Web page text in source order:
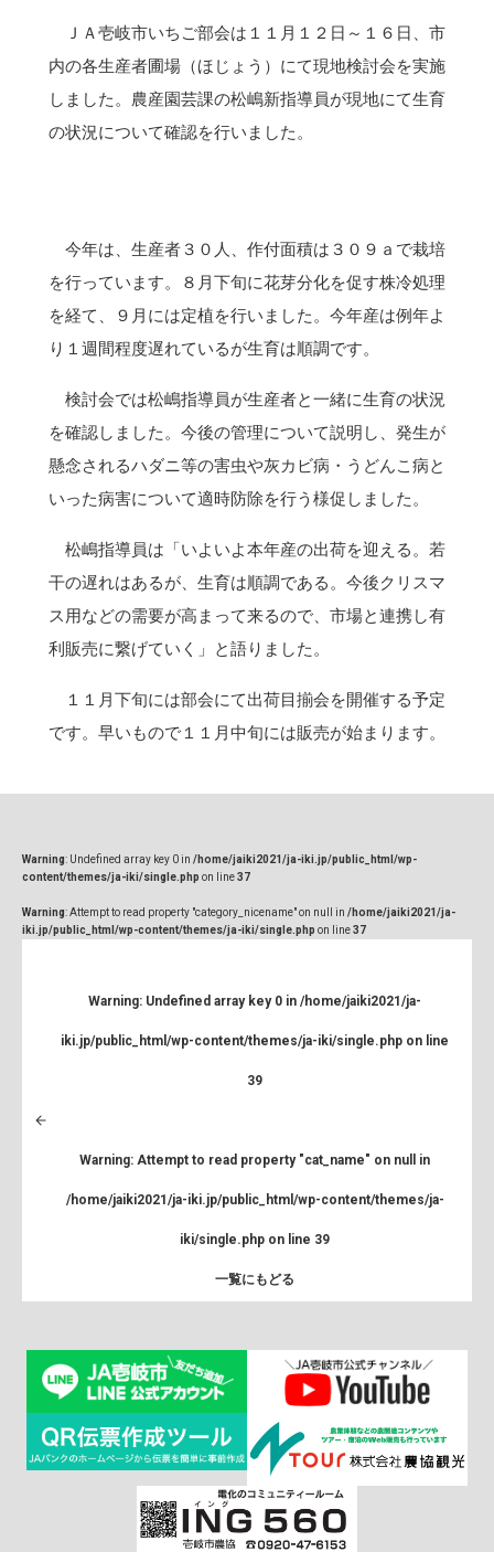
ＪＡ壱岐市いちご部会は１１月１２日～１６日、市
内の各生産者圃場（ほじょう）にて現地検討会を実施
しました。農産園芸課の松嶋新指導員が現地にて生育
の状況について確認を行いました。
今年は、生産者３０人、作付面積は３０９ａで栽培
を行っています。８月下旬に花芽分化を促す株冷処理
を経て、９月には定植を行いました。今年産は例年よ
り１週間程度遅れているが生育は順調です。
検討会では松嶋指導員が生産者と一緒に生育の状況
を確認しました。今後の管理について説明し、発生が
懸念されるハダニ等の害虫や灰カビ病・うどんこ病と
いった病害について適時防除を行う様促しました。
松嶋指導員は「いよいよ本年産の出荷を迎える。若
干の遅れはあるが、生育は順調である。今後クリスマ
ス用などの需要が高まって来るので、市場と連携し有
利販売に繋げていく」と語りました。
１１月下旬には部会にて出荷目揃会を開催する予定
です。早いもので１１月中旬には販売が始まります。
Warning: Undefined array key 0 in /home/jaiki2021/ja-iki.jp/public_html/wp-
content/themes/ja-iki/single.php on line37
Warning: Attempt to read property "category_nicename" on null in /home/jaiki2021/ja-
iki.jp/public_html/wp-content/themes/ja-iki/single.php on line37
Warning: Undefined array key 0 in/home/jaiki2021/ja-
iki.jp/public_html/wp-content/themes/ja-iki/single.php on line
39
Warning: Attempt to read property "cat_name" on null in
/home/jaiki2021/ja-iki.jp/public_html/wp-content/themes/ja-
iki/single.php on line 39
一覧にもどる